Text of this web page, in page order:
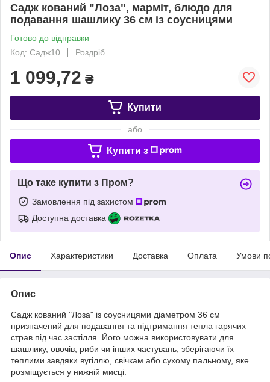
Садж кований "Лоза", марміт, блюдо для
подавання шашлику 36 см із соусницями
Готово до відправки
Код: Садж10
Роздріб
1 099,72 ₴
Купити
або
Купити з
Що таке купити з Пром?
Замовлення під захистом
Доступна доставка
Опис Характеристики Доставка Оплата Умови
Опис
Садж кований "Лоза" із соусницями діаметром 36 см
призначений для подавання та підтримання тепла гарячих
страв під час застілля. Його можна використовувати для
шашлику, овочів, риби чи інших частувань, зберігаючи їх
теплими завдяки вугіллю, свічкам або сухому пальному, яке
розміщується у нижній мисці.